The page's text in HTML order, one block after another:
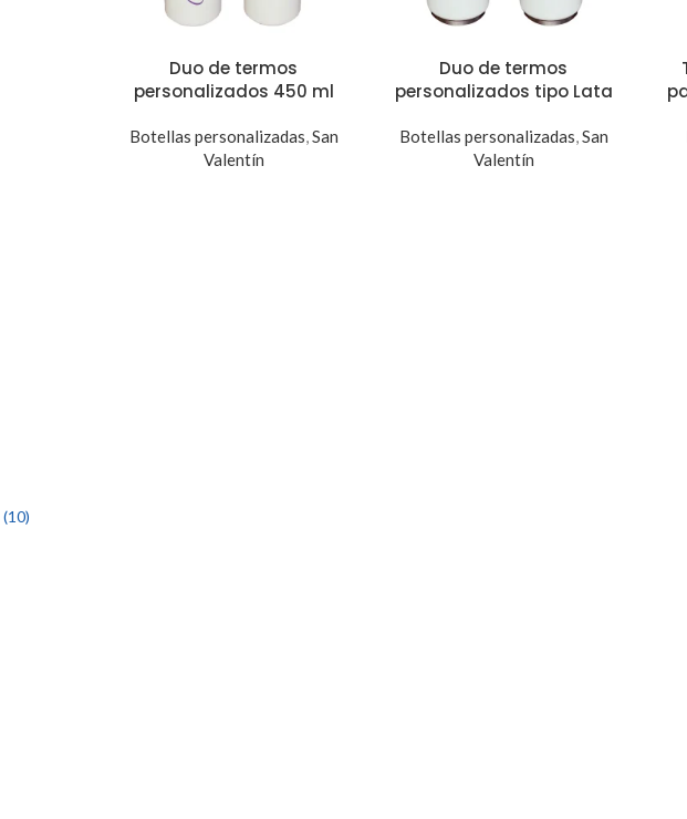
(10)
Duo de termos
personalizados 450 ml
Botellas personalizadas,San
Valentín
Duo de termos
personalizados tipo Lata
Botellas personalizadas,San
Valentín